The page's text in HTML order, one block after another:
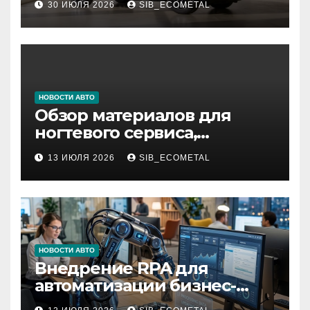
30 ИЮЛЯ 2026 SIB_ECOMETAL
НОВОСТИ АВТО
Обзор материалов для
ногтевого сервиса,
наращивания ресниц и
депиляции
13 ИЮЛЯ 2026 SIB_ECOMETAL
НОВОСТИ АВТО
Внедрение RPA для
автоматизации бизнес-
процессов